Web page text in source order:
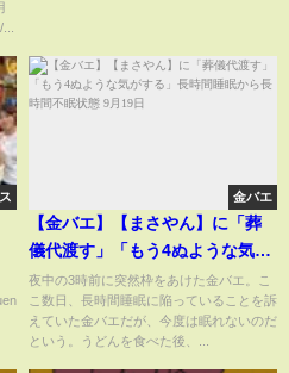
金バエ
【金バエ】【まさやん】に「葬
儀代渡す」「もう4ぬような気が
する」長時間睡眠から長時間不
眠状態 9月19日
夜中の3時前に突然枠をあけた金バエ。こ
こ数日、長時間睡眠に陥っていることを訴
えていた金バエだが、今度は眠れないのだ
という。うどんを食べた後、...